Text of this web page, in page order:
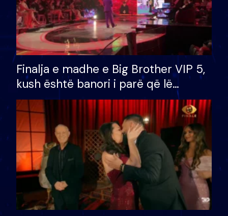
Finalja e madhe e Big Brother VIP 5,
kush është banori i parë që lë
shtëpinë dhe humb mundësinë për
të fituar çmimin e madh